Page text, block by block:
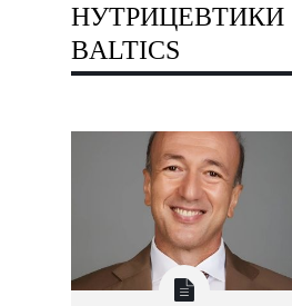
НУТРИЦЕВТИКИ
BALTICS